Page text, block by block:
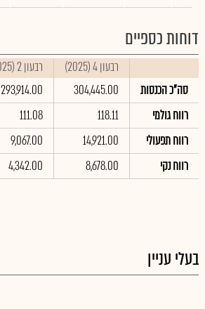
דוחות כספיים
רבעון 4 (2025) רבעון 2 (2025)
סה"כ הכנסות
304,445.00
293,914.00
רווח גולמי
118.11
111.08
רווח תפעולי
14,921.00
9,067.00
רווח נקי
8,678.00
4,342.00
בעלי עניין